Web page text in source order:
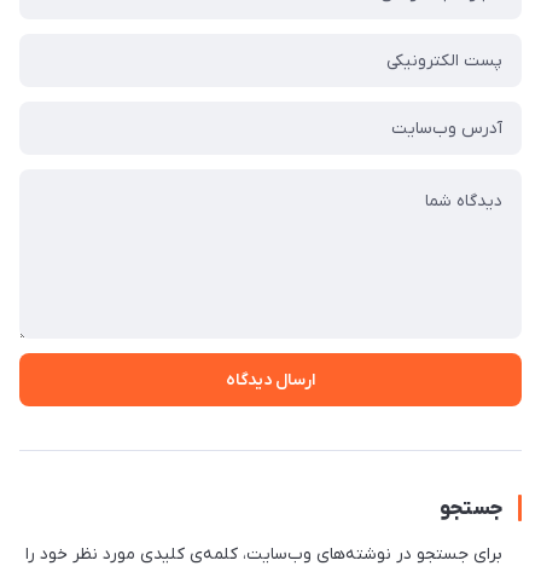
ارسال دیدگاه
جستجو
برای جستجو در نوشته‌های وب‌سایت، کلمه‌ی کلیدی مورد نظر خود را